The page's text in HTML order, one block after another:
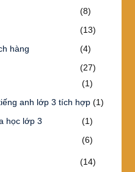
(8)
(13)
hàng
(4)
(27)
(1)
anh lớp 3 tích hợp(1)
học lớp 3
(1)
(6)
(14)